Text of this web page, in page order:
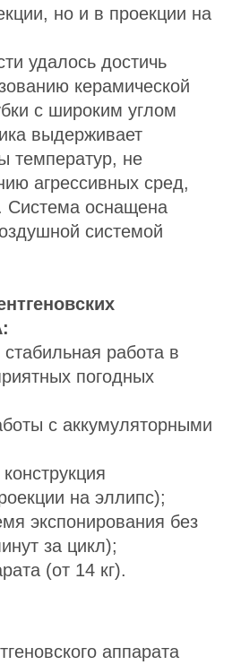
но и в проекции на
удалось достичь
керамической
с широким углом
выдерживает
температур, не
агрессивных сред,
Система оснащена
системой
работа в
погодных
с аккумуляторными
на эллипс);
экспонирования без
за цикл);
(от 14 кг).
аппарата